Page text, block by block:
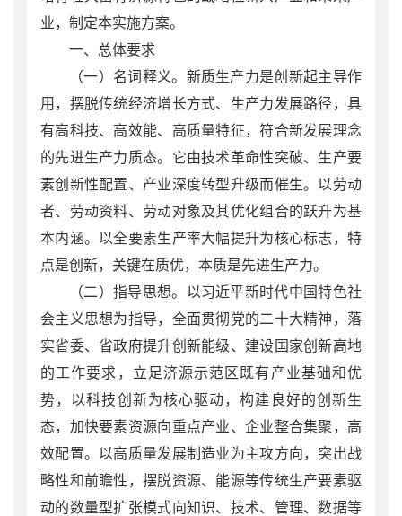
业，制定本实施方案。
一、总体要求
（一）名词释义。新质生产力是创新起主导作
用，摆脱传统经济增长方式、生产力发展路径，具
有高科技、高效能、高质量特征，符合新发展理念
的先进生产力质态。它由技术革命性突破、生产要
素创新性配置、产业深度转型升级而催生。以劳动
者、劳动资料、劳动对象及其优化组合的跃升为基
本内涵。以全要素生产率大幅提升为核心标志，特
点是创新，关键在质优，本质是先进生产力。
（二）指导思想。以习近平新时代中国特色社
会主义思想为指导，全面贯彻党的二十大精神，落
实省委、省政府提升创新能级、建设国家创新高地
的工作要求，立足济源示范区既有产业基础和优
势，以科技创新为核心驱动，构建良好的创新生
态，加快要素资源向重点产业、企业整合集聚，高
效配置。以高质量发展制造业为主攻方向，突出战
略性和前瞻性，摆脱资源、能源等传统生产要素驱
动的数量型扩张模式向知识、技术、管理、数据等